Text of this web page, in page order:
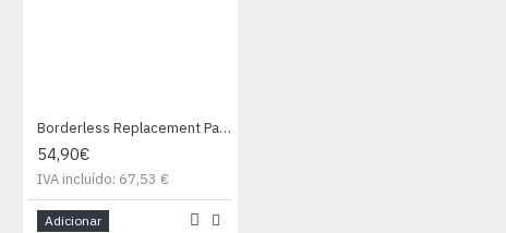
Borderless Replacement Pad Kit Tx400
54,90€
IVA incluído: 67,53 €
Adicionar